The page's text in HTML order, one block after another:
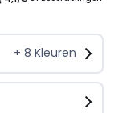
+ 8 Kleuren